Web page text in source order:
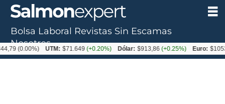
Bolsa Laboral Revistas Sin Escamas
Nosotros
UTM: $71.649(+0.20%) Dólar: $913,86(+0.25%) Euro: $1053,08(-